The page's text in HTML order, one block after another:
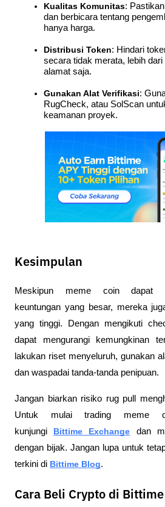
Kualitas Komunitas:
dan berbicara tentang
hanya harga.
Distribusi Token: Hindari
secara tidak merata, lebih dari
alamat saja.
Gunakan Alat Verifikasi:
RugCheck, atau SolScan
keamanan proyek.
Kesimpulan
Meskipun meme coin dapat
keuntungan yang besar, mereka
yang tinggi. Dengan mengikuti
dapat mengurangi kemungkinan
lakukan riset menyeluruh, gunakan
dan waspadai tanda-tanda penipuan.
Jangan biarkan risiko rug pull
Untuk mulai trading meme
kunjungi
Bittime Exchange dan
dengan bijak. Jangan lupa untuk
terkini di Bittime Blog.
Cara Beli Crypto di Bittime